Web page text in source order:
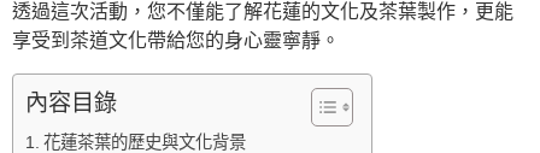
透過這次活動，您不僅能了解花蓮的文化及茶葉製作，更能
享受到茶道文化帶給您的身心靈寧靜。
內容目錄
花蓮茶葉的歷史與文化背景